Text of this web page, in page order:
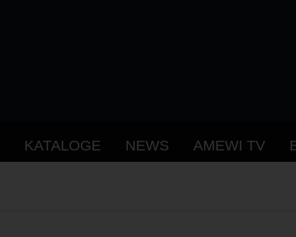
KATALOGE NEWS AMEWI TV